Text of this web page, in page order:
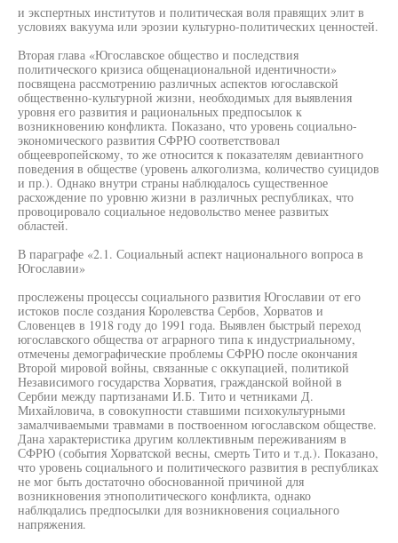
и экспертных институтов и политическая воля правящих элит в
условиях вакуума или эрозии культурно-политических ценностей.
Вторая глава «Югославское общество и последствия
политического кризиса общенациональной идентичности»
посвящена рассмотрению различных аспектов югославской
общественно-культурной жизни, необходимых для выявления
уровня его развития и рациональных предпосылок к
возникновению конфликта. Показано, что уровень социально-
экономического развития СФРЮ соответствовал
общеевропейскому, то же относится к показателям девиантного
поведения в обществе (уровень алкоголизма, количество суицидов
и пр.). Однако внутри страны наблюдалось существенное
расхождение по уровню жизни в различных республиках, что
провоцировало социальное недовольство менее развитых
областей.
В параграфе «2.1. Социальный аспект национального вопроса в
Югославии»
прослежены процессы социального развития Югославии от его
истоков после создания Королевства Сербов, Хорватов и
Словенцев в 1918 году до 1991 года. Выявлен быстрый переход
югославского общества от аграрного типа к индустриальному,
отмечены демографические проблемы СФРЮ после окончания
Второй мировой войны, связанные с оккупацией, политикой
Независимого государства Хорватия, гражданской войной в
Сербии между партизанами И.Б. Тито и четниками Д.
Михайловича, в совокупности ставшими психокультурными
замалчиваемыми травмами в поствоенном югославском обществе.
Дана характеристика другим коллективным переживаниям в
СФРЮ (события Хорватской весны, смерть Тито и т.д.). Показано,
что уровень социального и политического развития в республиках
не мог быть достаточно обоснованной причиной для
возникновения этнополитического конфликта, однако
наблюдались предпосылки для возникновения социального
напряжения.